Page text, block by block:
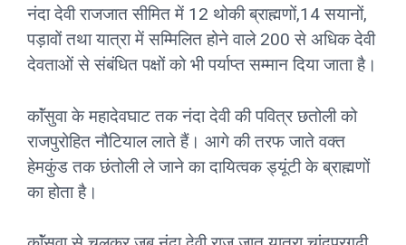
नंदा देवी राजजात सीमित में 12 थोकी ब्राह्मणों,14 सयानों,
पड़ावों तथा यात्रा में सम्मिलित होने वाले 200 से अधिक देवी
देवताओं से संबंधित पक्षों को भी पर्याप्त सम्मान दिया जाता है।
काॅंसुवा के महादेवघाट तक नंदा देवी की पवित्र छतोली को
राजपुरोहित नौटियाल लाते हैं। आगे की तरफ जाते वक्त
हेमकुंड तक छंतोली ले जाने का दायित्वक ड्यूंटी के ब्राह्मणों
का होता है।